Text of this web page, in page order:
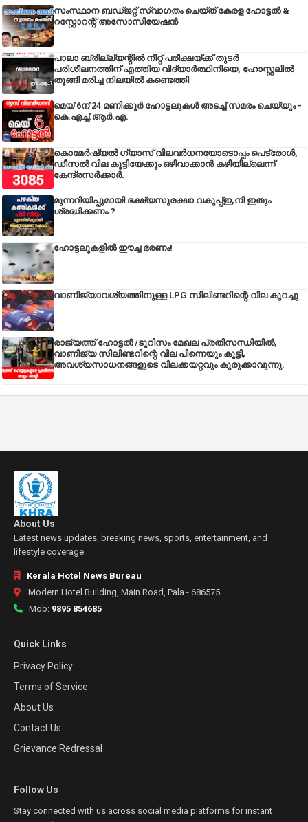
സംസ്ഥാന ബഡ്‌ജറ്റ് സ്വാഗതം ചെയ്ത് കേരള ഹോട്ടൽ &
റസ്റ്റോറന്റ് അസോസിയേഷൻ
പാലാ ബ്രില്ല്യന്റിൽ നീറ്റ് പരീക്ഷയ്ക്ക് തുടർ
പരിശീലനത്തിന് എത്തിയ വിദ്യാർത്ഥിനിയെ, ഹോസ്റ്റലിൽ
തൂങ്ങി മരിച്ച നിലയിൽ കണ്ടെത്തി
മെയ് 6ന് 24 മണിക്കൂർ ഹോട്ടലുകൾ അടച്ച് സമരം ചെയ്യും -
കെ.എച്ച്.ആർ.എ.
കൊമേർഷ്യൽ ഗ്യാസ് വിലവർധനയോടൊപ്പം പെട്രോൾ,
ഡീസല്‍ വില കൂട്ടിയേക്കും ഒഴിവാക്കാന്‍ കഴിയില്ലെന്ന്
കേന്ദ്രസര്‍ക്കാര്‍.
മുന്നറിയിപ്പുമായി ഭക്ഷ്യസുരക്ഷാ വകുപ്പ്ഇ,നി ഇതും
ശ്രദ്ധിക്കണം.?
ഹോട്ടലുകളിൽ ഈച്ച ഭരണം!
വാണിജ്യാവശ്യത്തിനുള്ള LPG സിലിണ്ടറിന്റെ വില കുറച്ചു
രാജ്യത്ത് ഹോട്ടൽ /ടൂറിസം മേഖല പ്രതിസന്ധിയിൽ,
വാണിജ്യ സിലിണ്ടറിന്റെ വില പിന്നെയും കൂട്ടി,
അവശ്യസാധനങ്ങളുടെ വിലക്കയറ്റവും കുരുക്കാവുന്നു.
About Us
Latest news updates, breaking news, sports, entertainment, and
lifestyle coverage.
Kerala Hotel News Bureau
Modern Hotel Building, Main Road, Pala - 686575
Mob: 9895 854685
Quick Links
Privacy Policy
Terms of Service
About Us
Contact Us
Grievance Redressal
Follow Us
Stay connected with us across social media platforms for instant